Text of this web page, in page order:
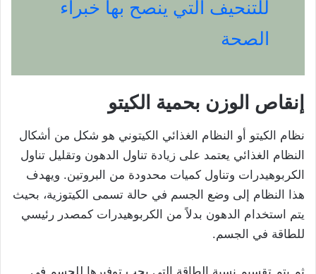
للتنحيف التي ينصح بها خبراء
الصحة
إنقاص الوزن بحمية الكيتو
نظام الكيتو أو النظام الغذائي الكيتوني هو شكل من أشكال
النظام الغذائي يعتمد على زيادة تناول الدهون وتقليل تناول
الكربوهيدرات وتناول كميات محدودة من البروتين. ويهدف
هذا النظام إلى وضع الجسم في حالة تسمى الكيتوزية، بحيث
يتم استخدام الدهون بدلاً من الكربوهيدرات كمصدر رئيسي
للطاقة في الجسم.
ثم يتم تقسيم نسبة الطاقة التي يجب توفيرها للجسم في